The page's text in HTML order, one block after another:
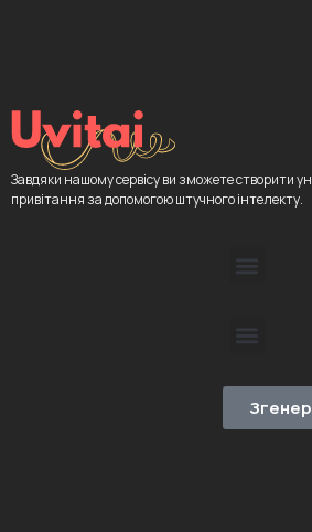
Завдяки нашому сервісу ви зможете створити
привітання за допомогою штучного інтелекту.